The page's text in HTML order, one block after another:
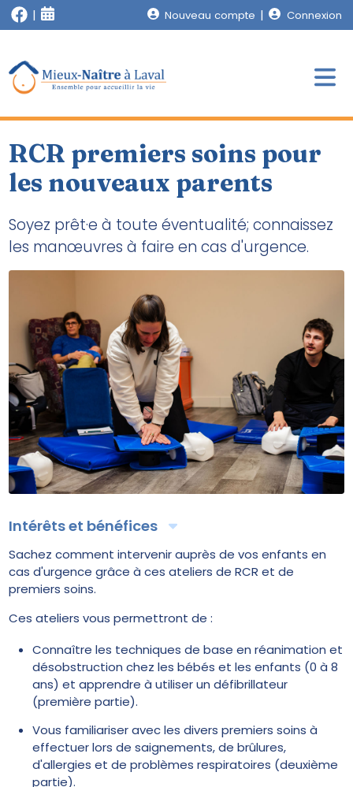
Nouveau compte Connexion
RCR premiers soins pour
les nouveaux parents
Soyez prêt·e à toute éventualité; connaissez
les manœuvres à faire en cas d'urgence.
Intérêts et bénéfices
Sachez comment intervenir auprès de vos enfants en
cas d'urgence grâce à ces ateliers de RCR et de
premiers soins.
Ces ateliers vous permettront de :
Connaître les techniques de base en réanimation et
désobstruction chez les bébés et les enfants (0 à 8
ans) et apprendre à utiliser un défibrillateur
(première partie).
Vous familiariser avec les divers premiers soins à
effectuer lors de saignements, de brûlures,
d'allergies et de problèmes respiratoires (deuxième
partie).